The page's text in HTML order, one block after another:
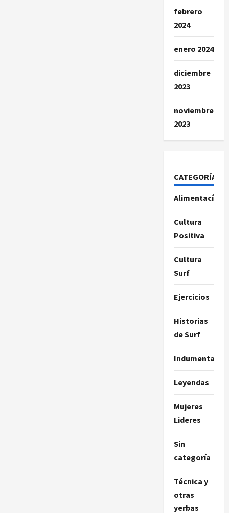
febrero
2024
enero 2024
diciembre
2023
noviembre
2023
CATEGORÍAS
Alimentacíon
Cultura
Positiva
Cultura
Surf
Ejercicios
Historias
de Surf
Indumentaria
Leyendas
Mujeres
Lideres
Sin
categoría
Técnica y
otras
yerbas